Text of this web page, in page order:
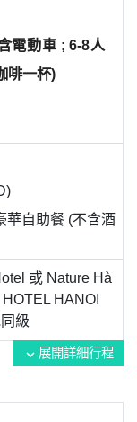
電動車 ; 6-8人
啡一杯)
華自助餐 (不含酒
或 Nature Hà
HANOI
同級
expand_more 展開詳細行程